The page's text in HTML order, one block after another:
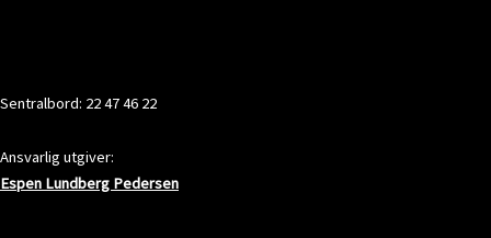
Sentralbord: 22 47 46 22
Ansvarlig utgiver:
Espen Lundberg Pedersen